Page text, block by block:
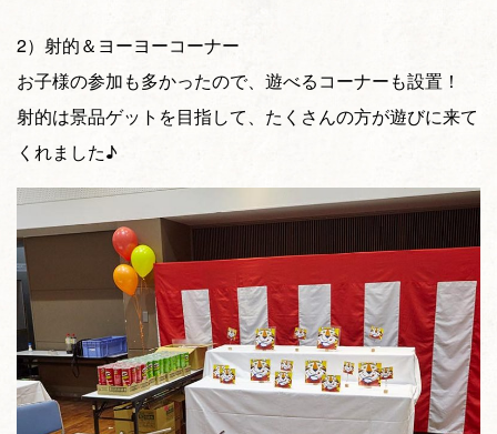
2）射的＆ヨーヨーコーナー
お子様の参加も多かったので、遊べるコーナーも設置！
射的は景品ゲットを目指して、たくさんの方が遊びに来て
くれました♪